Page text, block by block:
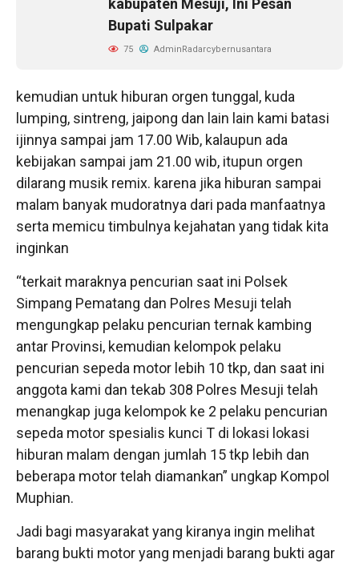
kabupaten Mesuji, Ini Pesan
Bupati Sulpakar
75 AdminRadarcybernusantara
kemudian untuk hiburan orgen tunggal, kuda
lumping, sintreng, jaipong dan lain lain kami batasi
ijinnya sampai jam 17.00 Wib, kalaupun ada
kebijakan sampai jam 21.00 wib, itupun orgen
dilarang musik remix. karena jika hiburan sampai
malam banyak mudoratnya dari pada manfaatnya
serta memicu timbulnya kejahatan yang tidak kita
inginkan
“terkait maraknya pencurian saat ini Polsek
Simpang Pematang dan Polres Mesuji telah
mengungkap pelaku pencurian ternak kambing
antar Provinsi, kemudian kelompok pelaku
pencurian sepeda motor lebih 10 tkp, dan saat ini
anggota kami dan tekab 308 Polres Mesuji telah
menangkap juga kelompok ke 2 pelaku pencurian
sepeda motor spesialis kunci T di lokasi lokasi
hiburan malam dengan jumlah 15 tkp lebih dan
beberapa motor telah diamankan” ungkap Kompol
Muphian.
Jadi bagi masyarakat yang kiranya ingin melihat
barang bukti motor yang menjadi barang bukti agar